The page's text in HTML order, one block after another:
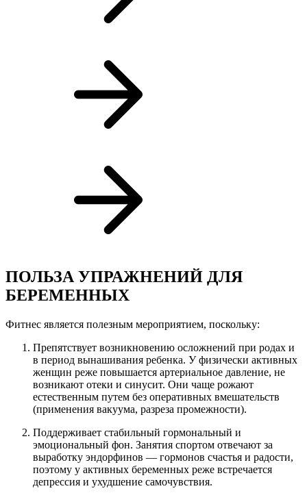
ПОЛЬЗА УПРАЖНЕНИЙ ДЛЯ
БЕРЕМЕННЫХ
Фитнес является полезным мероприятием, поскольку:
Препятствует возникновению осложнений при родах и
в период вынашивания ребенка. У физически активных
женщин реже повышается артериальное давление, не
возникают отеки и синусит. Они чаще рожают
естественным путем без оперативных вмешательств
(применения вакуума, разреза промежности).
Поддерживает стабильный гормональный и
эмоциональный фон. Занятия спортом отвечают за
выработку эндорфинов — гормонов счастья и радости,
поэтому у активных беременных реже встречается
депрессия и ухудшение самочувствия.